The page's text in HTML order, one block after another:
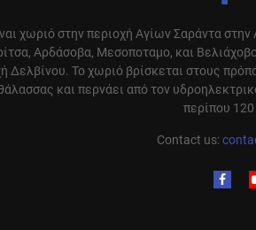
χωριό στην περιοχή Αγίων Σαράντα
Αρδάσοβα, Μεσοποταμο, και
Δελβίνου. Το χωριό βρίσκεται στους
και περνάει από τον
περίπου 120
Contact us: